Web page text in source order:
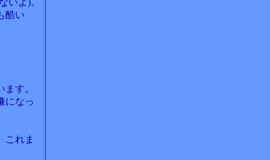
いよ)。
酷い
す。
になっ
これま